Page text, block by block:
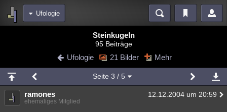
Ufologie
Blogs
Chat Wiki Neuigkeiten
meine Rubriken
Menschen Mystery Kriminalfälle
Steinkugeln
95 Beiträge
Ufologie 21 Bilder Mehr
Seite 3 / 5
ramones 12.12.2004 um 20:59
ehemaliges Mitglied